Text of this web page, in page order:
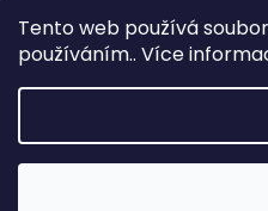
Tento web používá
používáním.. Více